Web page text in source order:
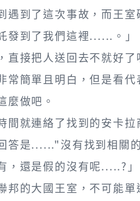
遇到了這次事故，而王室
發到了我們這裡......。」
直接把人送回去不就好了
常簡單且明白，但是看代
麼做吧。
間就連絡了找到的安卡拉
答是......"沒有找到相關
，還是假的沒有呢.....?」
邦的大國王室，不可能單